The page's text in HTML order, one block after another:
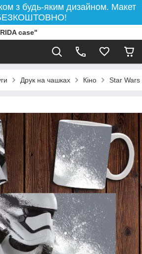
з будь-яким дизайном. Макет
case"
Друк на чашках Кіно Star Wars